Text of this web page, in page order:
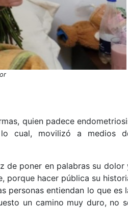
quien padece
cual, movilizó a medios
de poner en palabras su dolor
porque hacer pública su
personas entiendan lo que es
un camino muy duro, no